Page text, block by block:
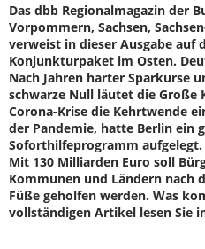
Das dbb Regionalmagazin der
Vorpommern, Sachsen,
verweist in dieser Ausgabe auf
Konjunkturpaket im Osten.
Nach Jahren harter Sparkurse
schwarze Null läutet die Große
Corona-Krise die Kehrtwende
der Pandemie, hatte Berlin ein
Soforthilfeprogramm
Mit 130 Milliarden Euro soll
Kommunen und Ländern nach
Füße geholfen werden. Was
vollständigen Artikel lesen Sie